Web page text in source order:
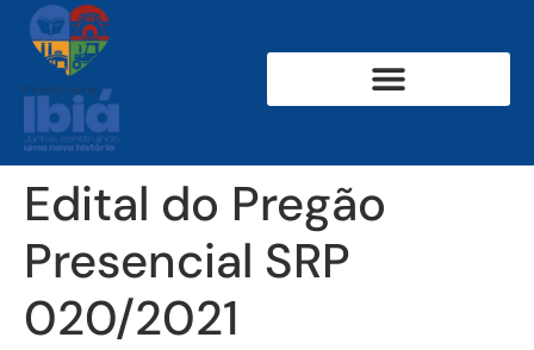
Edital do Pregão
Presencial SRP
020/2021